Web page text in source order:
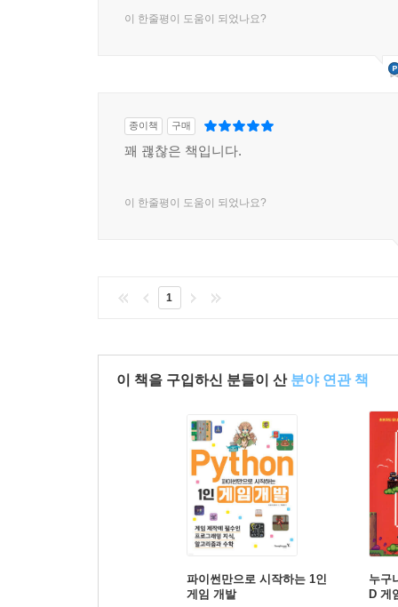
이 한줄평이 도움이 되었나요?
종이책 구매
꽤 괞찮은 책입니다.
이 한줄평이 도움이 되었나요?
1
이 책을 구입하신 분들이 산 분야 연관 책
파이썬만으로 시작하는 1인
게임 개발
누구
D 게